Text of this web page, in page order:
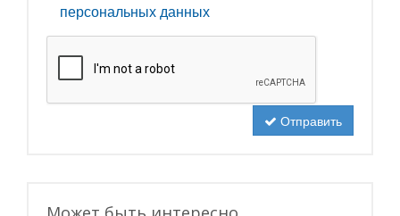
персональных данных
Отправить